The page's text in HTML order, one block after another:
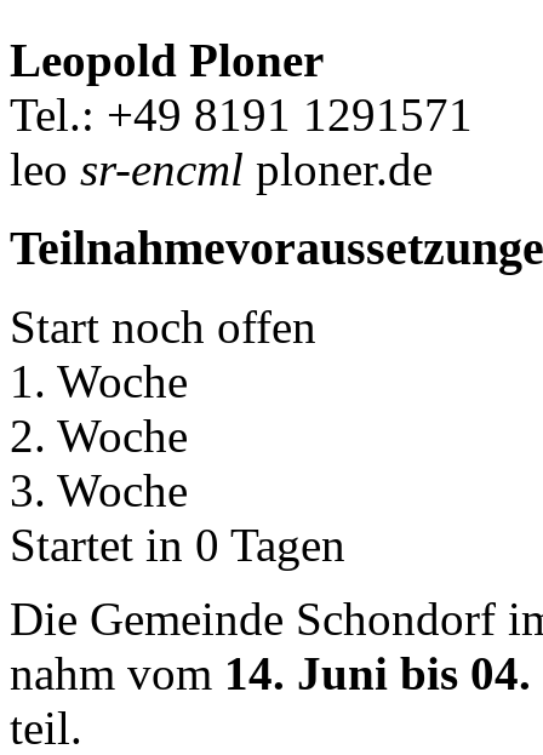
Leopold Ploner
Tel.: +49 8191 1291571
leo sr-encml ploner.de
Start noch offen
1. Woche
2. Woche
3. Woche
Startet in 0 Tagen
Die Gemeinde Schondorf
nahm vom 14. Juni bis
teil.